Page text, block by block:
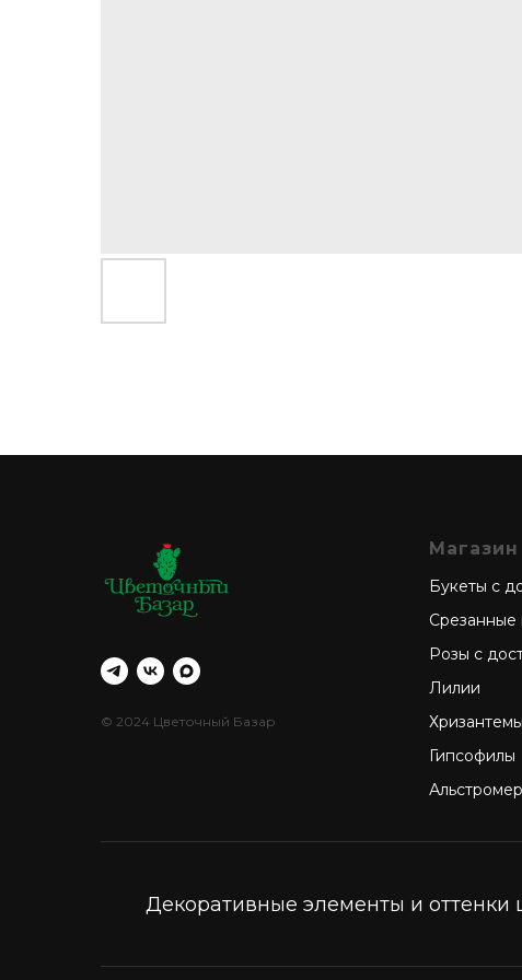
© 2024 Цветочный Базар
Магазин
Букеты с
Срезанные
Розы с
Лилии
Хризантемы
Гипсофилы
Декоративные элементы и оттенки